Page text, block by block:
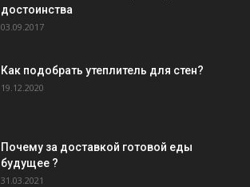
достоинства
03.09.2017
Как подобрать утеплитель для стен?
19.12.2020
Почему за доставкой готовой еды
будущее ?
31.03.2021